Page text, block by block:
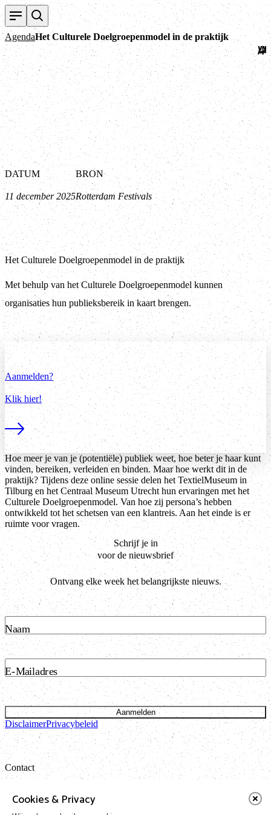
Cookies & Privacy
AgendaHet Culturele Doelgroepenmodel in de praktijk
DATUM
11 december 2025
BRON
Rotterdam Festivals
Het Culturele Doelgroepenmodel in de praktijk
Met behulp van het Culturele Doelgroepenmodel kunnen
organisaties hun publieksbereik in kaart brengen.
Aanmelden?
Klik hier!
Lees meer
Hoe meer je van je (potentiële) publiek weet, hoe beter je haar kunt
vinden, bereiken, verleiden en binden. Maar hoe werkt dit in de
praktijk? Tijdens deze online sessie delen het TextielMuseum in
Tilburg en het Centraal Museum Utrecht hun ervaringen met het
Culturele Doelgroepenmodel. Van hoe zij persona’s hebben
ontwikkeld tot het schetsen van een klantreis. Aan het einde is er
ruimte voor vragen.
Schrijf je in
voor de nieuwsbrief
Ontvang elke week het belangrijkste nieuws.
Naam
E-Mailadres
Aanmelden
DisclaimerPrivacybeleid
Contact
Bataviastraat 24 unit 1.13